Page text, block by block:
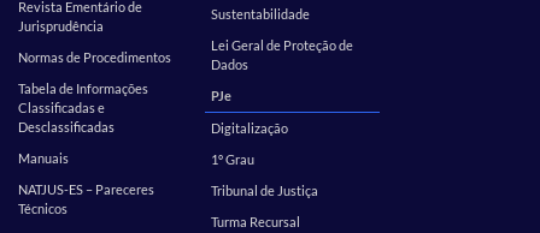
Revista Ementário de
Jurisprudência
Normas de Procedimentos
Tabela de Informações
Classificadas e
Desclassificadas
Manuais
NATJUS-ES – Pareceres
Técnicos
Sustentabilidade
Lei Geral de Proteção de
Dados
PJe
Digitalização
1º Grau
Tribunal de Justiça
Turma Recursal